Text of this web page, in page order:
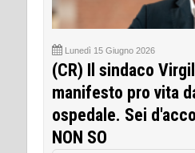
Lunedì 15 Giugno 2026
(CR) Il sindaco
manifesto pro vita
ospedale. Sei
NON SO